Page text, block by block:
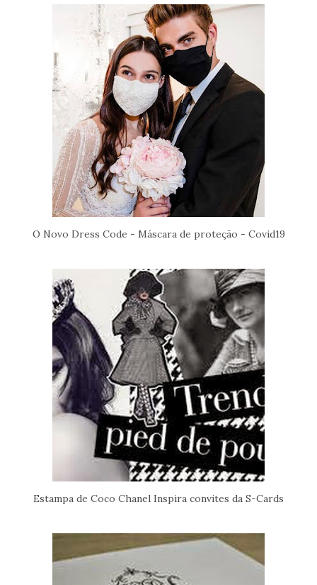
O Novo Dress Code - Máscara de proteção - Covid19
Estampa de Coco Chanel Inspira convites da S-Cards